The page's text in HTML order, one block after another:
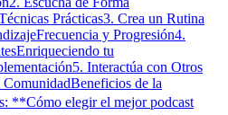
Prácticas3. Crea un Rutina
Frecuencia y Progresión4.
Enriqueciendo tu
5. Interactúa con Otros
ComunidadBeneficios de la
**Cómo elegir el mejor podcast